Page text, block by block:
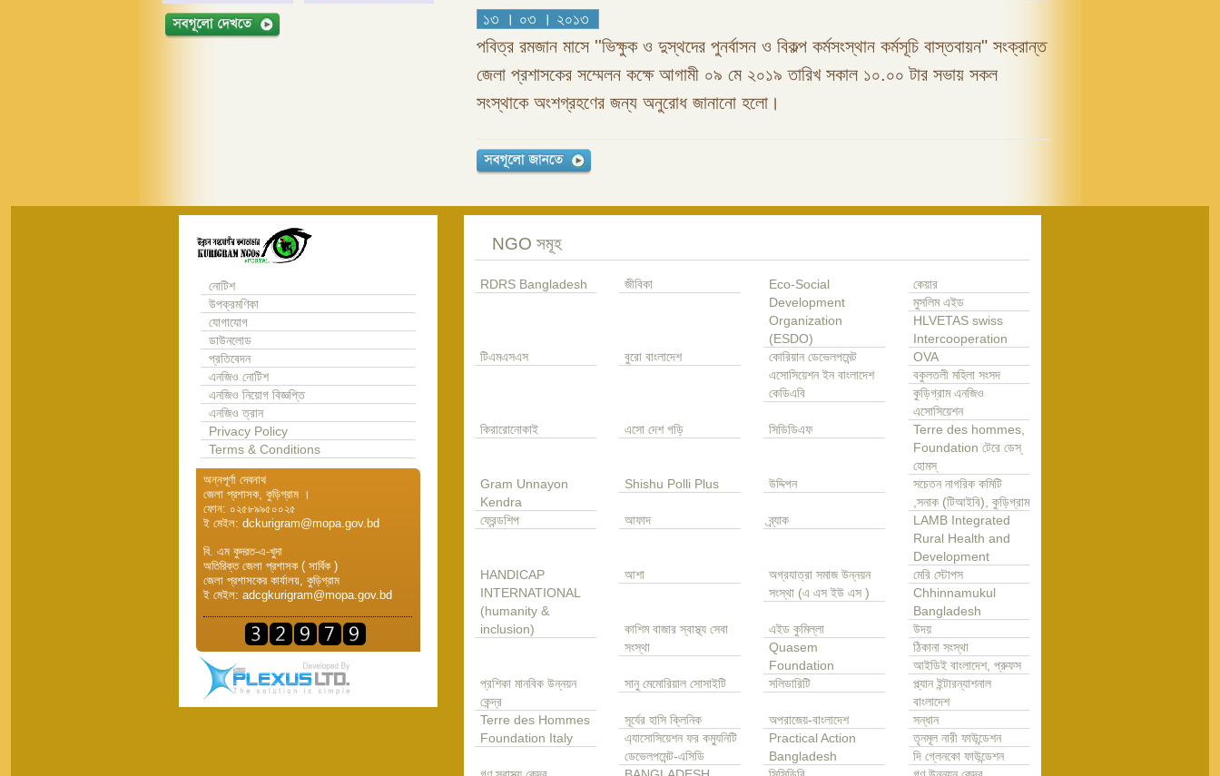
১৩ । ০৩ । ২০১৩
পবিত্র রমজান মাসে ''ভিক্ষুক ও দুস্থদের পুনর্বাসন ও বিকল্প কর্মসংস্থান কর্মসূচি বাস্তবায়ন" সংক্রান্ত
জেলা প্রশাসকের সম্মেলন কক্ষে আগামী ০৯ মে ২০১৯ তারিখ সকাল ১০.০০ টার সভায় সকল
সংস্থাকে অংশগ্রহণের জন্য অনুরোধ জানানো হলো।
নোটিশ
উপক্রমণিকা
যোগাযোগ
ডাউনলোড
প্রতিবেদন
এনজিও নোটিশ
এনজিও নিয়োগ বিজ্ঞপ্তি
এনজিও ত্রান
Privacy Policy
Terms & Conditions
অন্নপূর্ণা দেবনাথ
জেলা প্রশাসক, কুড়িগ্রাম ।
ফোন: ০২৫৮৯৯৫০০২৫
ই মেইল: dckurigram@mopa.gov.bd
বি. এম কুদরত-এ-খুদা
অতিরিক্ত জেলা প্রশাসক ( সার্বিক )
জেলা প্রশাসকের কার্যালয়, কুড়িগ্রাম
ই মেইল: adcgkurigram@mopa.gov.bd
NGO সমূহ
RDRS Bangladesh জীবিকা
Eco-Social
Development
Organization
(ESDO)
কেয়ার
মুসলিম এইড
HLVETAS swiss
Intercooperation
টিএমএসএস
বুরো বাংলাদেশ
কোরিয়ান ডেভেলপমেন্ট
এসোসিয়েশন ইন বাংলাদেশ
কেডিএবি
OVA
বকুলতলী মহিলা সংসদ
কুড়িগ্রাম এনজিও
এসোসিয়েশন
কিরারোনোকাই
এসো দেশ গড়ি সিডিডিএফ
Terre des hommes,
Foundation টেরে ডেস্
হোমস্
Gram Unnayon
Kendra
Shishu Polli Plus উদ্দিপন
সচেতন নাগরিক কমিটি
,সনাক (টিআইবি), কুড়িগ্রাম
ফ্রেন্ডশিপ
আফাদ ব্র্যাক
LAMB Integrated
Rural Health and
Development
HANDICAP
INTERNATIONAL
(humanity &
inclusion)
আশা
অগ্রযাত্রা সমাজ উন্নয়ন
সংস্থা (এ এস ইউ এস )
মেরি স্টোপস
Chhinnamukul
Bangladesh
কাশিম বাজার স্বাস্থ্য সেবা
সংস্থা
এইড কুমিল্লা
উদয়
Quasem
Foundation
ঠিকানা সংস্থা
আইডিই বাংলাদেশ, প্রুফস
প্রশিকা মানবিক উন্নয়ন
কেন্দ্র
সানু মেমোরিয়াল সোসাইটি সলিডারিটি
প্ল্যান ইন্টারন্যাশনাল
বাংলাদেশ
Terre des Hommes
Foundation Italy
সূর্যের হাসি ক্লিনিক অপরাজেয়-বাংলাদেশ
সন্ধান
এ্যাসোসিয়েশন ফর কম্যুনিটি
ডেভেলপমেন্ট-এসিডি
Practical Action
Bangladesh
তৃনমূল নারী ফাউন্ডেশন
দি গ্লেনকো ফাউন্ডেশন